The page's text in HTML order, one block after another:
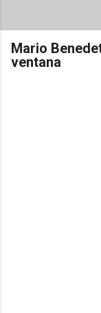
Mario
ventana